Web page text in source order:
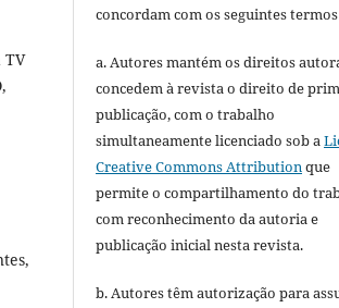
TV
concordam com os seguintes
a. Autores mantém os direitos
concedem à revista o direito de
publicação, com o trabalho
simultaneamente licenciado sob a
Creative Commons Attributionque
permite o compartilhamento do
com reconhecimento da autoria e
publicação inicial nesta revista.
b. Autores têm autorização para